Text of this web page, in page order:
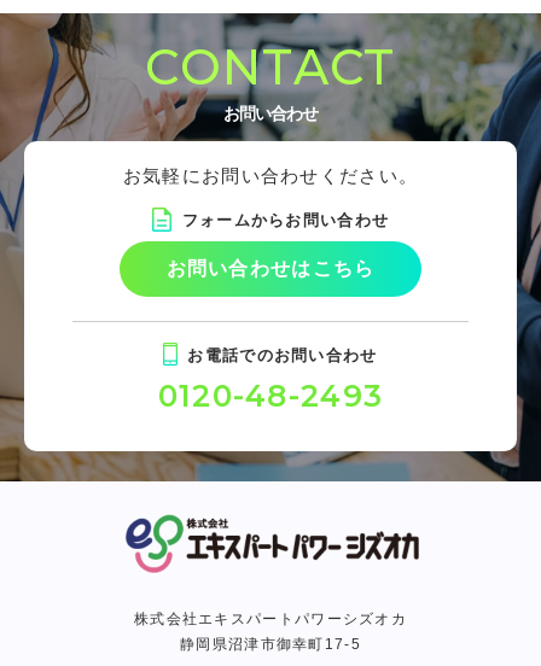
CONTACT
お問い合わせ
お気軽にお問い合わせください。
フォームからお問い合わせ
お問い合わせはこちら
お電話でのお問い合わせ
0120-48-2493
株式会社エキスパートパワーシズオカ
静岡県沼津市御幸町17-5